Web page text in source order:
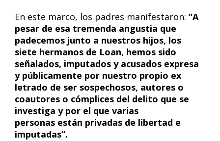
En este marco, los padres manifestaron: “A
pesar de esa tremenda angustia que
padecemos junto a nuestros hijos, los
siete hermanos de Loan, hemos sido
señalados, imputados y acusados expresa
y públicamente por nuestro propio ex
letrado de ser sospechosos, autores o
coautores o cómplices del delito que se
investiga y por el que varias
personas están privadas de libertad e
imputadas”.